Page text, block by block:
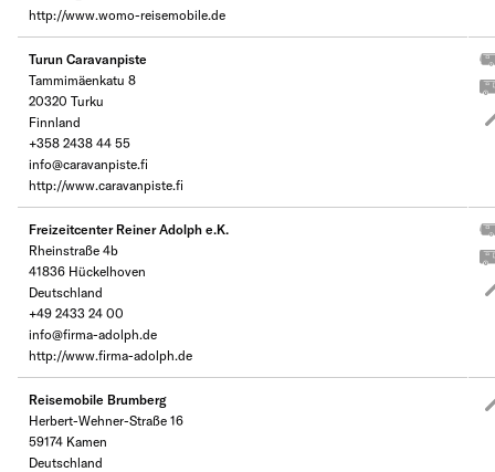
http://www.womo-reisemobile.de
Turun Caravanpiste
Tammimäenkatu 8
20320 Turku
Finnland
+358 2438 44 55
info@caravanpiste.fi
http://www.caravanpiste.fi
Freizeitcenter Reiner Adolph e.K.
Rheinstraße 4b
41836 Hückelhoven
Deutschland
+49 2433 24 00
info@firma-adolph.de
http://www.firma-adolph.de
Reisemobile Brumberg
Herbert-Wehner-Straße 16
59174 Kamen
Deutschland